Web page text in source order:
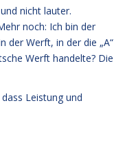
nicht lauter.
noch: Ich bin der
der Werft, in der die „A“
Werft handelte? Die
Leistung und